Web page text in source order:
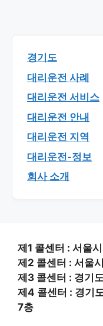
경기도
대리운전 사례
대리운전 서비스
대리운전 안내
대리운전 지역
대리운전-정보
회사 소개
제1 콜센터 : 서울
제2 콜센터 : 서울
제3 콜센터 : 경기
제4 콜센터 : 경기
7층